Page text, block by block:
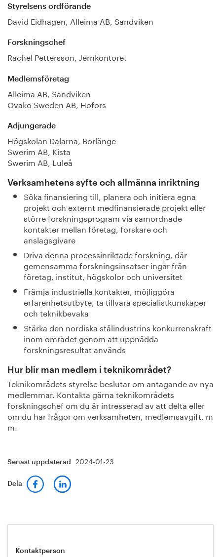
Styrelsens ordförande
David Eidhagen, Alleima AB, Sandviken
Forskningschef
Rachel Pettersson, Jernkontoret
Medlemsföretag
Alleima AB, Sandviken
Ovako Sweden AB, Hofors
Adjungerade
Högskolan Dalarna, Borlänge
Swerim AB, Kista
Swerim AB, Luleå
Verksamhetens syfte och allmänna inriktning
Söka finansiering till, planera och initiera egna
projekt och externt medfinansierade projekt eller
större forskningsprogram via samordnade
kontakter mellan företag, forskare och
anslagsgivare
Driva denna processinriktade forskning, där
gemensamma forskningsinsatser ingår från
företag, institut, högskolor och universitet
Främja industriella kontakter, möjliggöra
erfarenhetsutbyte, ta tillvara specialistkunskaper
och teknikbevaka
Stärka den nordiska stålindustrins konkurrenskraft
inom området genom att uppnådda
forskningsresultat används
Hur blir man medlem i teknikområdet?
Teknikområdets styrelse beslutar om antagande av nya
medlemmar. Kontakta gärna teknikområdets
forskningschef om du är intresserad av att delta eller
om du har frågor om verksamheten, medlemsavgift, m
m.
Senast uppdaterad 2024-01-23
Dela
Kontaktperson